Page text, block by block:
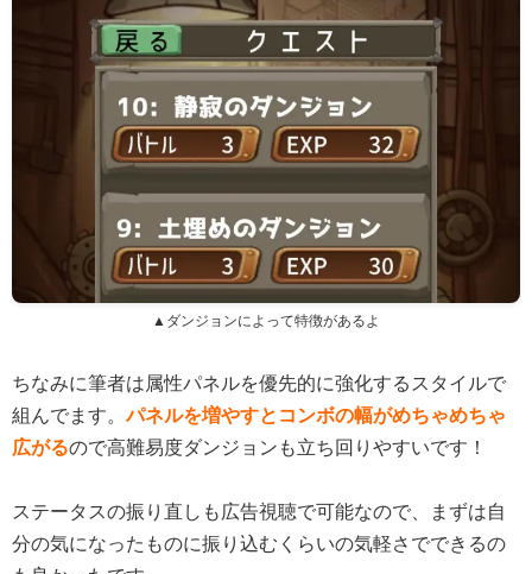
▲ダンジョンによって特徴があるよ
ちなみに筆者は属性パネルを優先的に強化するスタイルで
組んでます。パネルを増やすとコンボの幅がめちゃめちゃ
広がるので高難易度ダンジョンも立ち回りやすいです！
ステータスの振り直しも広告視聴で可能なので、まずは自
分の気になったものに振り込むくらいの気軽さでできるの